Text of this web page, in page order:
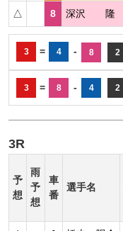
△ 8 深沢 隆
3 = 4 - 8 2
3 = 8 - 4 2
3R
予
想
雨
予
想
車
番
選手名